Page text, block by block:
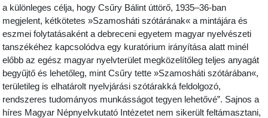
a különleges célja, hogy Csűry Bálint úttörő, 1935–36-ban
megjelent, kétkötetes »Szamosháti szótárának« a mintájára és
eszmei folytatásaként a debreceni egyetem magyar nyelvészeti
tanszékéhez kapcsolódva egy kuratórium irányítása alatt minél
előbb az egész magyar nyelvterület megközelítőleg teljes anyagát
begyűjtő és lehetőleg, mint Csűry tette »Szamosháti szótárában«,
területileg is elhatárolt nyelvjárási szótá­rakká feldolgozó,
rendszeres tudományos munkásságot tegyen lehetővé”. Sajnos a
híres Magyar Népnyelvkutató Intézetet nem sikerült feltámasztani,